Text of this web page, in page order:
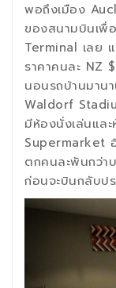
พอถึงเมือง
ของสนามบินเพื่
Terminal เลย
ราคาคนละ NZ
นอนรถบ้านมาน
Waldorf
มีห้องนั่งเล่นแล
Supermarket
ตกคนละพันกว่า
ก่อนจะบินกลับปร